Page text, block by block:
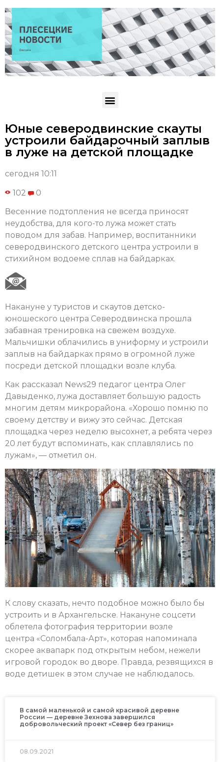
Юные северодвинские скауты
устроили байдарочный заплыв
в луже на детской площадке
сегодня 10:11
102 0
Весенние подтопления не всегда приносят
неудобства, для кого-то лужа может стать
поводом для забав. Например, воспитанники
северодвинского детского центра устроили в
стихийном водоеме сплав на байдарках.
Накануне у туристов и скаутов детско-
юношеского центра Северодвинска прошла
забавная тренировка на свежем воздухе.
Мальчишки облачились в униформу и устроили
заплыв на байдарках прямо в огромной луже
посреди детской площадки возле клуба.
Как рассказал News29 педагог центра Олег
Давыденко, лужа доставляет большую радость
многим детям микрорайона. «Хорошо помню по
своему детству и вижу это сейчас. Детская
площадка через неделю высохнет, а ребята через
20 лет будут вспоминать, как сплавлялись по
лужам», — отметил он.
К слову сказать, нечто подобное можно было бы
устроить и в Архангельске. Накануне соцсети
облетела фотография территории возле
центра «Соломбала-Арт», которая напоминала
скорее аквапарк под открытым небом, нежели
игровой городок во дворе. Правда, резвящихся в
воде детишек в этом случае не наблюдалось.
В самой маленькой и самой красивой деревне
России — деревне Зехнова завершился
добровольческий проект «Север без границ»
08.09.2021